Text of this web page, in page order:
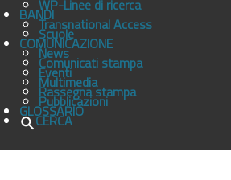
WP-Linee di ricerca
BANDITransnational Access
Scuole
COMUNICAZIONE
News
Comunicati stampa
Eventi
Multimedia
Rassegna stampa
Pubblicazioni
GLOSSARIO
CERCA